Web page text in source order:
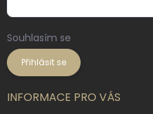
Souhlasím se
Přihlásit se
INFORMACE PRO VÁS